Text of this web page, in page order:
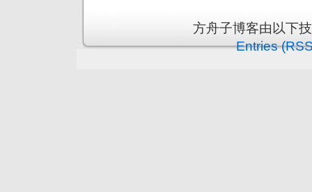
方舟子博客由以下
Entries